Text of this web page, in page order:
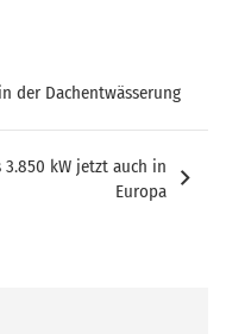
der Dachentwässerung
kW jetzt auch in
Europa